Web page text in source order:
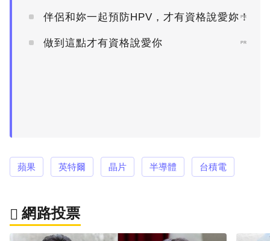
伴侶和妳一起預防HPV，才有資格說愛妳！
PR
做到這點才有資格說愛你 PR
蘋果 英特爾 晶片 半導體 台積電
網路投票